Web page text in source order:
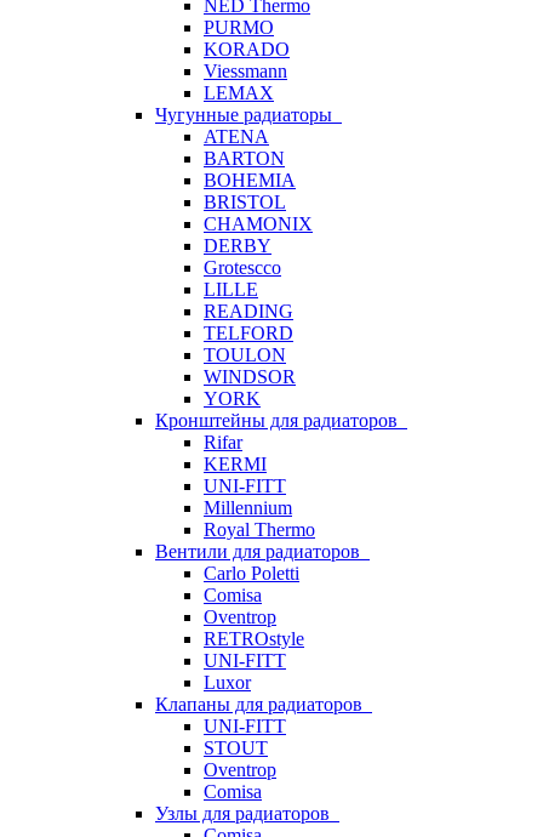
NED Thermo
PURMO
KORADO
Viessmann
LEMAX
Чугунные радиаторы
ATENA
BARTON
BOHEMIA
BRISTOL
CHAMONIX
DERBY
Grotescco
LILLE
READING
TELFORD
TOULON
WINDSOR
YORK
Кронштейны для радиаторов
Rifar
KERMI
UNI-FITT
Millennium
Royal Thermo
Вентили для радиаторов
Carlo Poletti
Comisa
Oventrop
RETROstyle
UNI-FITT
Luxor
Клапаны для радиаторов
UNI-FITT
STOUT
Oventrop
Comisa
Узлы для радиаторов